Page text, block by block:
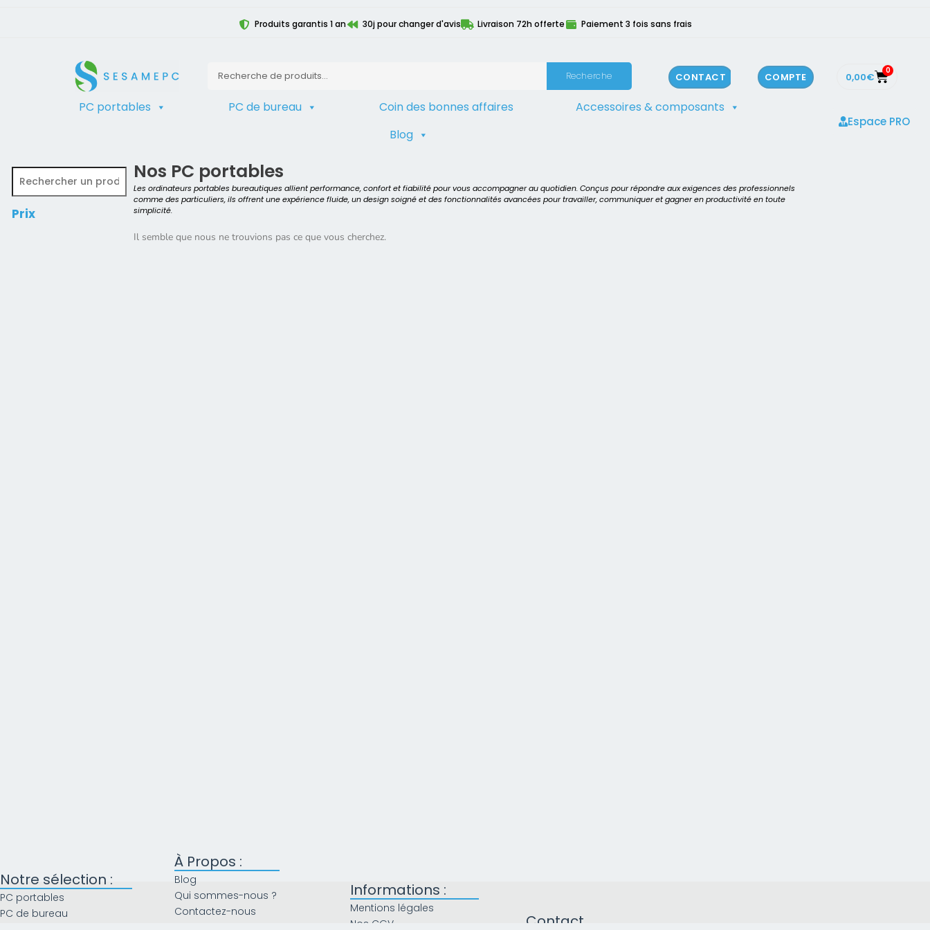
Produits garantis 1 an 30j pour changer d'avis Livraison 72h offerte Paiement 3 fois sans frais
Recherche CONTACT COMPTE 0,00€ 0
PC portables PC de bureau Coin des bonnes affaires
Accessoires & composants
Blog
Espace PRO
Prix
Nos PC portables
Les ordinateurs portables bureautiques allient performance, confort et fiabilité pour vous accompagner au quotidien. Conçus pour répondre aux exigences des professionnels
comme des particuliers, ils offrent une expérience fluide, un design soigné et des fonctionnalités avancées pour travailler, communiquer et gagner en productivité en toute
simplicité.
Il semble que nous ne trouvions pas ce que vous cherchez.
Notre sélection :
PC portables
PC de bureau
À Propos :
Blog
Qui sommes-nous ?
Contactez-nous
Informations :
Mentions légales
Nos CGV
Contact